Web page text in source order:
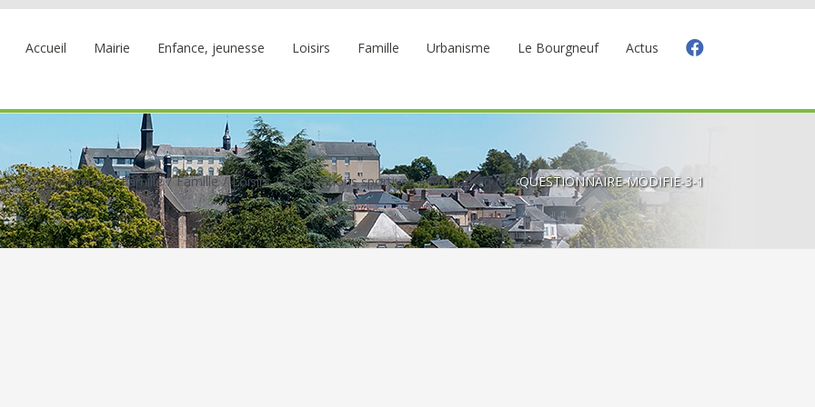
Accueil Mairie Enfance, jeunesse Loisirs Famille Urbanisme Le Bourgneuf Actus
Accueil Famille Famille Loisirs Associations sportives Médiathèque QUESTIONNAIRE-MODIFIE-3-1